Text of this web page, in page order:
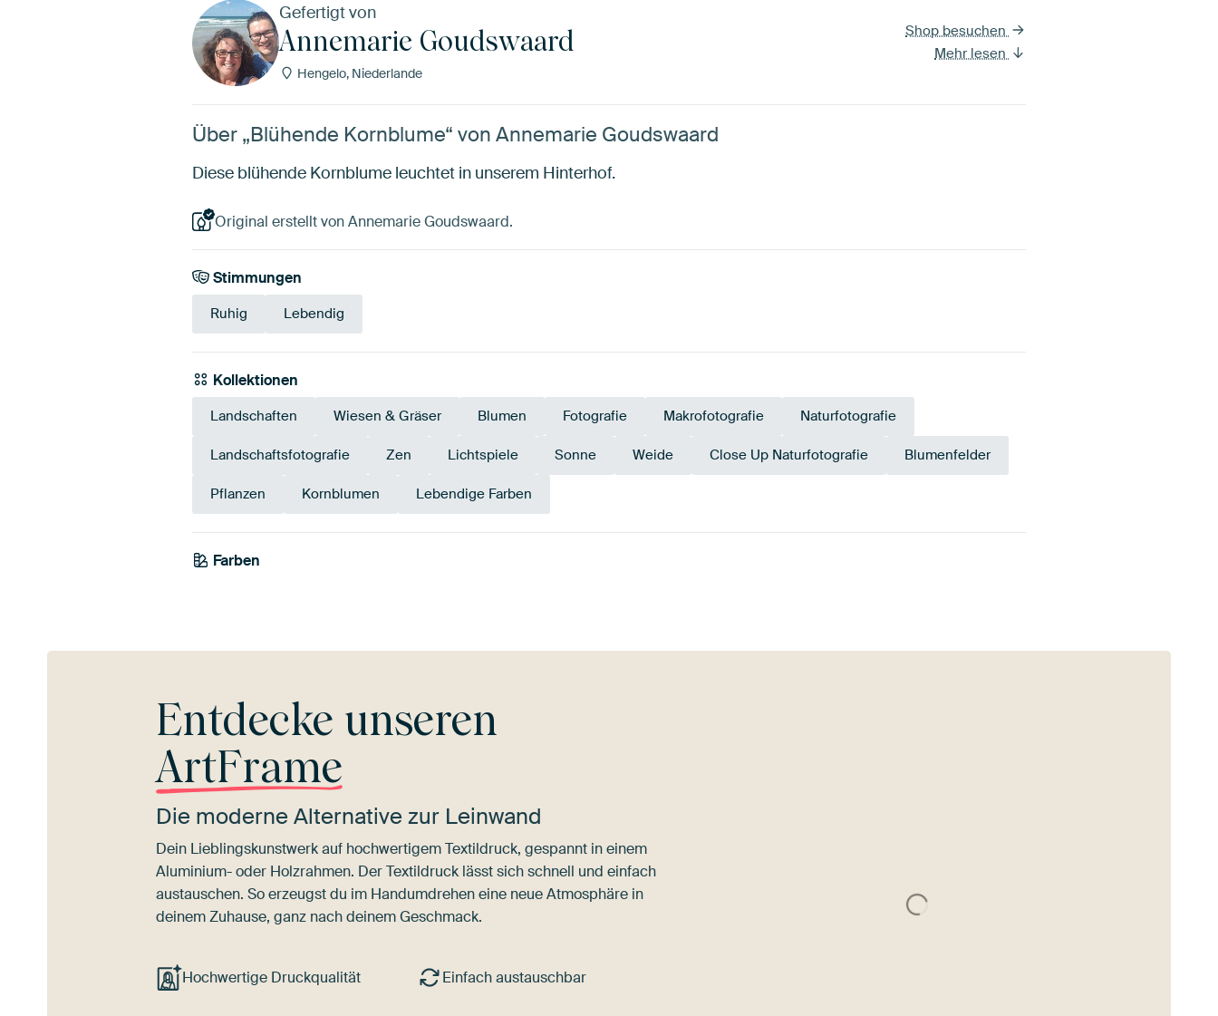
Gefertigt von
Annemarie Goudswaard
Hengelo, Niederlande
Shop besuchen
Mehr lesen
Über „Blühende Kornblume“ von Annemarie Goudswaard
Diese blühende Kornblume leuchtet in unserem Hinterhof.
Original erstellt von Annemarie Goudswaard.
Stimmungen
Ruhig Lebendig
Kollektionen
Landschaften Wiesen & Gräser Blumen Fotografie Makrofotografie Naturfotografie
Landschaftsfotografie Zen Lichtspiele Sonne Weide Close Up Naturfotografie Blumenfelder
Pflanzen Kornblumen Lebendige Farben
Farben
Grün
Entdecke unseren
ArtFrame
Die moderne Alternative zur Leinwand
Dein Lieblingskunstwerk auf hochwertigem Textildruck, gespannt in einem
Aluminium- oder Holzrahmen. Der Textildruck lässt sich schnell und einfach
austauschen. So erzeugst du im Handumdrehen eine neue Atmosphäre in
deinem Zuhause, ganz nach deinem Geschmack.
Hochwertige Druckqualität Einfach austauschbar